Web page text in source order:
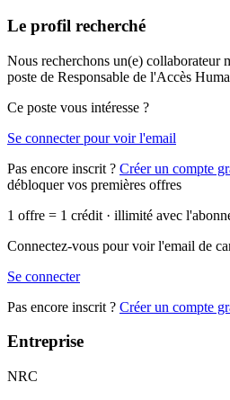
Le profil recherché
Nous recherchons un(e) collaborateur
poste de Responsable de l'Accès
Ce poste vous intéresse ?
Se connecter pour voir l'email
Pas encore inscrit ? Créer un compte
débloquer vos premières offres
1 offre = 1 crédit · illimité avec
Connectez-vous pour voir l'email de
Se connecter
Pas encore inscrit ? Créer un compte
Entreprise
NRC